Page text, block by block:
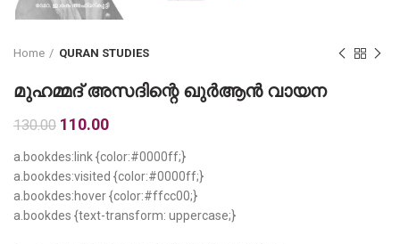
Home QURAN STUDIES
മുഹമ്മദ് അസദിന്റെ ഖുർആൻ വായന
130.00 Original
was:
₹130.00.
110.00Current
is:
₹110.00.
a.bookdes:link {color:#0000ff;}
a.bookdes:visited {color:#0000ff;}
a.bookdes:hover {color:#ffcc00;}
a.bookdes {text-transform: uppercase;}